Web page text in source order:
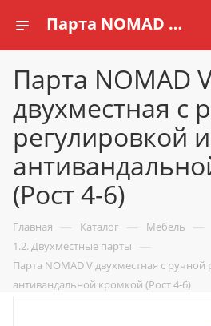
Парта NOMAD V двухместная с ручной регулировкой и антивандальной кромкой (Рост 4-6) купить по доступной цене в интернет магазине schools.ru
Парта NOMAD
двухместная с
регулировкой и
(Рост 4-6)
Главная — Каталог — Мебель —
1.2. Двухместные парты —
Парта NOMAD V двухместная с ручной
антивандальной кромкой (Рост 4-6)